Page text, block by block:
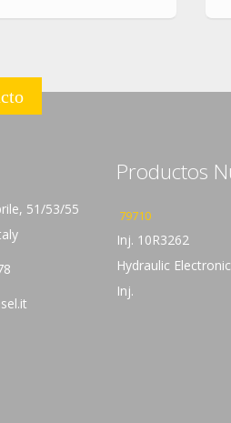
51/53/55
Productos
79710
Inj. 10R3262
Hydraulic
Inj.